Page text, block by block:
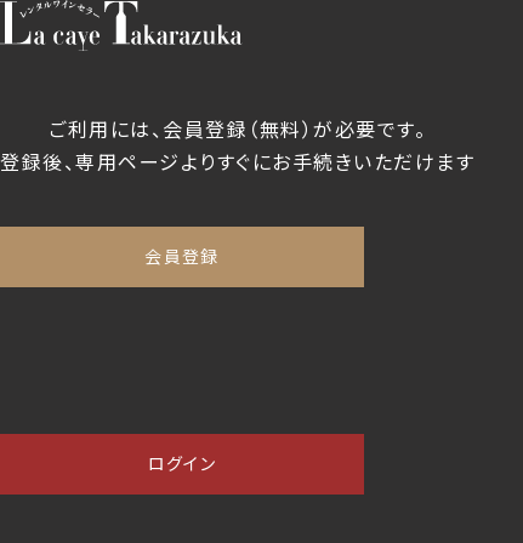
ご利用には、会員登録（無料）が必要です。
登録後、専用ページよりすぐにお手続きいただけます
会員登録
ログイン